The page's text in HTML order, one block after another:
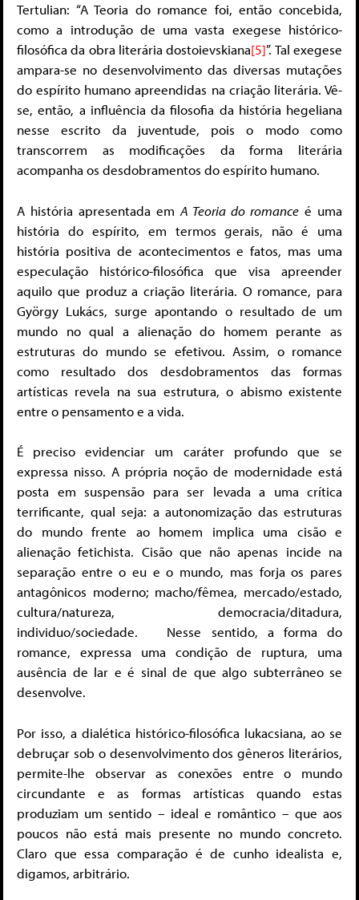
Tertulian: “A Teoria do romance foi, então concebida,
como a introdução de uma vasta exegese histórico-
filosófica da obra literária dostoievskiana[5]”. Tal exegese
ampara-se no desenvolvimento das diversas mutações
do espírito humano apreendidas na criação literária. Vê-
se, então, a influência da filosofia da história hegeliana
nesse escrito da juventude, pois o modo como
transcorrem as modificações da forma literária
acompanha os desdobramentos do espírito humano.
A história apresentada em A Teoria do romance é uma
história do espírito, em termos gerais, não é uma
história positiva de acontecimentos e fatos, mas uma
especulação histórico-filosófica que visa apreender
aquilo que produz a criação literária. O romance, para
György Lukács, surge apontando o resultado de um
mundo no qual a alienação do homem perante as
estruturas do mundo se efetivou. Assim, o romance
como resultado dos desdobramentos das formas
artísticas revela na sua estrutura, o abismo existente
entre o pensamento e a vida.
É preciso evidenciar um caráter profundo que se
expressa nisso. A própria noção de modernidade está
posta em suspensão para ser levada a uma crítica
terrificante, qual seja: a autonomização das estruturas
do mundo frente ao homem implica uma cisão e
alienação fetichista. Cisão que não apenas incide na
separação entre o eu e o mundo, mas forja os pares
antagônicos moderno; macho/fêmea, mercado/estado,
cultura/natureza, democracia/ditadura,
individuo/sociedade. Nesse sentido, a forma do
romance, expressa uma condição de ruptura, uma
ausência de lar e é sinal de que algo subterrâneo se
desenvolve.
Por isso, a dialética histórico-filosófica lukacsiana, ao se
debruçar sob o desenvolvimento dos gêneros literários,
permite-lhe observar as conexões entre o mundo
circundante e as formas artísticas quando estas
produziam um sentido – ideal e romântico – que aos
poucos não está mais presente no mundo concreto.
Claro que essa comparação é de cunho idealista e,
digamos, arbitrário.